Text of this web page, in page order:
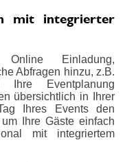
mit integrierter
Einladung,
Abfragen hinzu, z.B.
Eventplanung
übersichtlich in Ihrer
Ihres Events den
Ihre Gäste einfach
mit integriertem